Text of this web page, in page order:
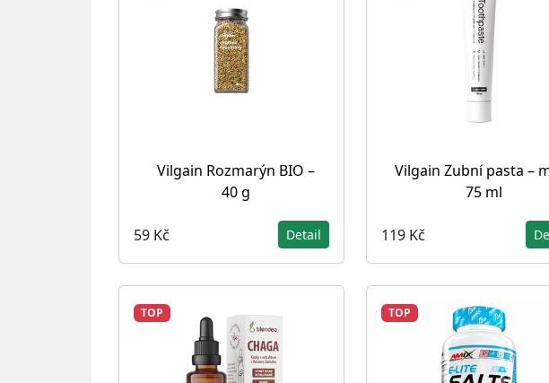
Vilgain Rozmarýn BIO –
40 g
59 Kč Detail
Vilgain Zubní pasta –
75 ml
119 Kč
TOP TOP